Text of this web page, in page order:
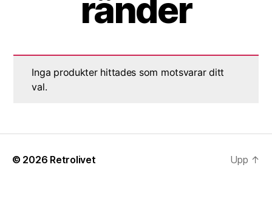
ränder
Inga produkter hittades som motsvarar ditt
val.
© 2026 Retrolivet Upp ↑